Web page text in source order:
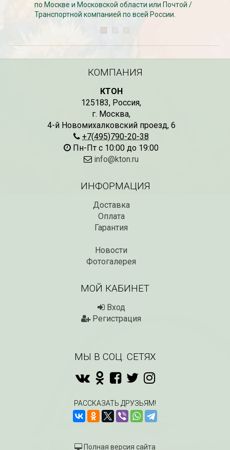
СКИДКИ 15 % НА ДУГИ, ЗАБОРЫ,
товаров на сумму от 1000 руб. с
16 марта по 31 марта 2024...
марта по 10...
по Москве и Московской области или Почтой /
Транспортной компанией по всей России.
КОМПАНИЯ
КТОН
125183, Россия,
г. Москва,
4-й Новомихалковский проезд, 6
+7(495)790-20-38
Пн-Пт с 10:00 до 19:00
info@kton.ru
ИНФОРМАЦИЯ
Доставка
Оплата
Гарантия
Новости
Фотогалерея
МОЙ КАБИНЕТ
Вход
Регистрация
МЫ В СОЦ. СЕТЯХ
РАССКАЗАТЬ ДРУЗЬЯМ!
Полная версия сайта